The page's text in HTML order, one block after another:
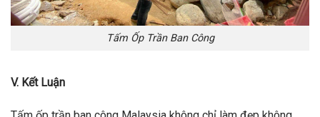
Tấm Ốp Trần Ban Công
V. Kết Luận